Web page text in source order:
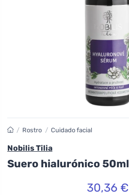
/ Rostro / Cuidado facial
Nobilis Tilia
Suero hialurónico 50ml
30,36 €